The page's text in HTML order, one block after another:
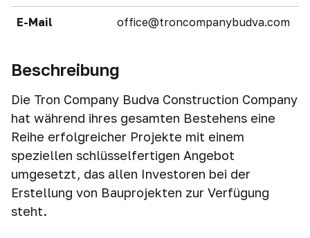
E-Mail office@troncompanybudva.com
Beschreibung
Die Tron Company Budva Construction Company
hat während ihres gesamten Bestehens eine
Reihe erfolgreicher Projekte mit einem
speziellen schlüsselfertigen Angebot
umgesetzt, das allen Investoren bei der
Erstellung von Bauprojekten zur Verfügung
steht.